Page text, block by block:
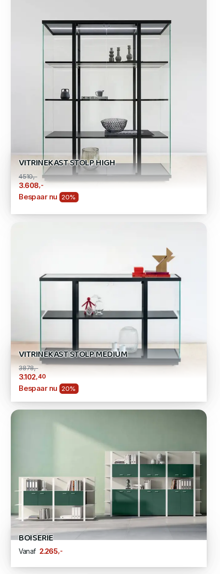
VITRINEKAST STOLP HIGH
4510,-
3.608 ,-
Bespaar nu 20%
VITRINEKAST STOLP MEDIUM
3878,-
3.102 ,40
Bespaar nu 20%
BOISERIE
Vanaf 2.265 ,-